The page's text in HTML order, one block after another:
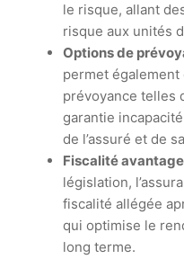
le risque, allant
risque aux unités
Options de
permet également
prévoyance telles
garantie
de l’assuré et de
Fiscalité
législation,
fiscalité allégée
qui optimise le
long terme.